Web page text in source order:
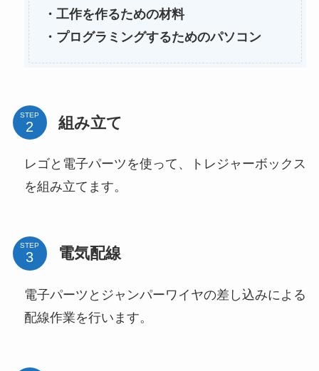
・工作を作るための材料
・プログラミングするためのパソコン
STEP 組み立て
レゴと電子パーツを使って、トレジャーボックス
を組み立てます。
STEP 電気配線
電子パーツとジャンパーワイヤの差し込みによる
配線作業を行います。